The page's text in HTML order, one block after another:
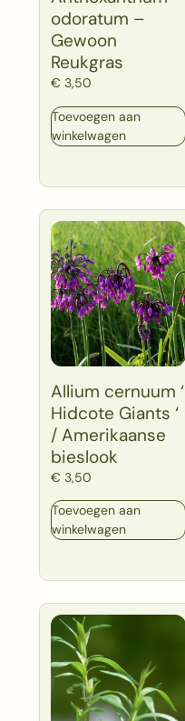
odoratum –
Gewoon
Reukgras
€ 3,50
Toevoegen aan
winkelwagen
Allium cernuum ‘
Hidcote Giants ‘
/ Amerikaanse
bieslook
€ 3,50
Toevoegen aan
winkelwagen